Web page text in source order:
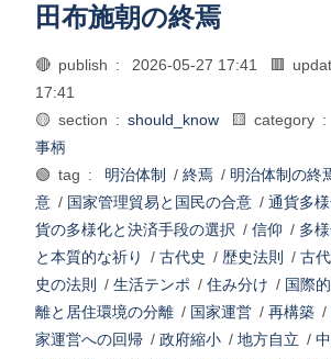
田布施朝の終焉
🔴 publish : 2026-05-27 17:41 🟥
17:41
🟡 section : should_know 🟨 category :
事柄
🟢 tag :
明治体制 / 終焉 / 明治体制の終
意 / 国家管理貿易と国民の合意 / 通貨多
貨の多様化と決済手段の選択 / 信仰 / 多
と本質的な祈り
/ 古代史 / 歴史法則 / 古
史の法則
/ 生活テンポ / 住み分け / 国際
離と居住環境の分離 / 国家運営 / 再構築 /
家運営への回帰 / 政府縮小 / 地方自立 /